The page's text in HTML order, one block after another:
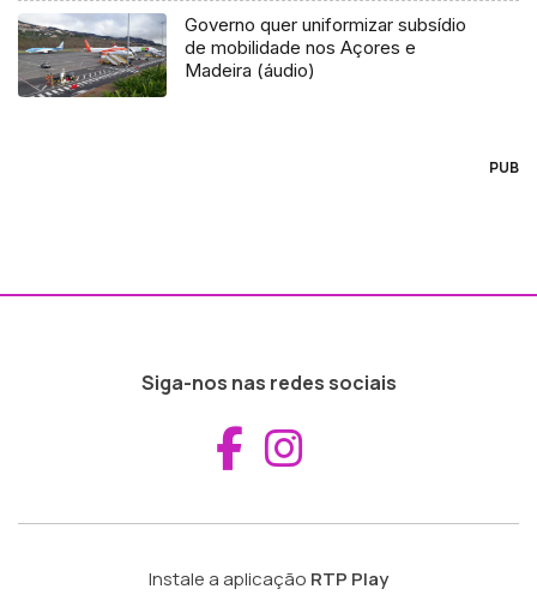
Governo quer uniformizar subsídio
de mobilidade nos Açores e
Madeira (áudio)
PUB
Siga-nos nas redes sociais
Aceder ao
Instale a aplicação RTP Play